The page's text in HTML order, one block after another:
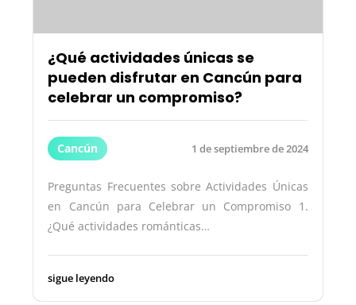
¿Qué actividades únicas se
pueden disfrutar en Cancún para
celebrar un compromiso?
Cancún 1 de septiembre de 2024
Preguntas Frecuentes sobre Actividades Únicas
en Cancún para Celebrar un Compromiso 1.
¿Qué actividades románticas…
sigue leyendo